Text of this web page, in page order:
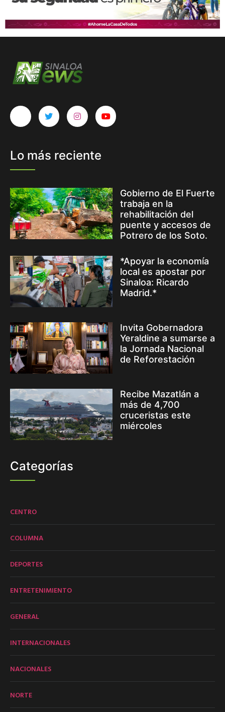
Lo más reciente
Gobierno de El Fuerte
trabaja en la
rehabilitación del
puente y accesos de
Potrero de los Soto.
*Apoyar la economía
local es apostar por
Sinaloa: Ricardo
Madrid.*
Invita Gobernadora
Yeraldine a sumarse a
la Jornada Nacional
de Reforestación
Recibe Mazatlán a
más de 4,700
cruceristas este
miércoles
Categorías
CENTRO
COLUMNA
DEPORTES
ENTRETENIMIENTO
GENERAL
INTERNACIONALES
NACIONALES
NORTE